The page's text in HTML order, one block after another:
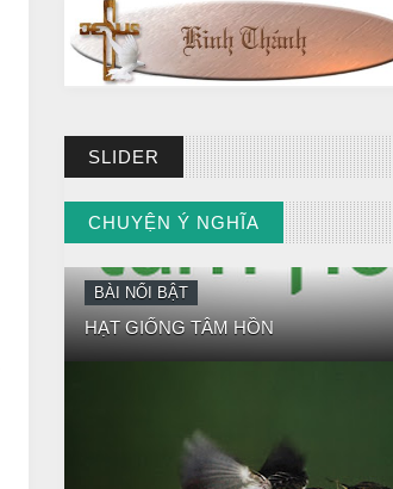
SLIDER
CHUYỆN Ý NGHĨA
// VIEW MORE BY
BÀI NỔI BẬT
HẠT GIỐNG TÂM HỒN